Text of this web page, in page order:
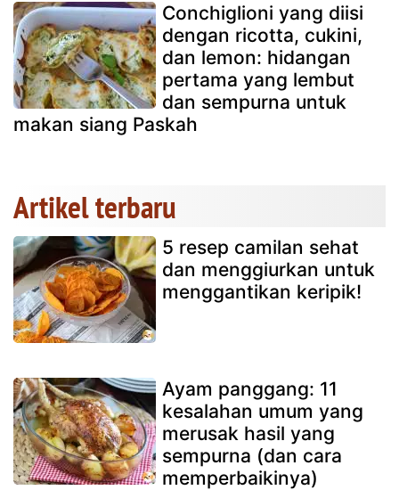
Conchiglioni yang diisi
dengan ricotta, cukini,
dan lemon: hidangan
pertama yang lembut
dan sempurna untuk
makan siang Paskah
Artikel terbaru
5 resep camilan sehat
dan menggiurkan untuk
menggantikan keripik!
Ayam panggang: 11
kesalahan umum yang
merusak hasil yang
sempurna (dan cara
memperbaikinya)